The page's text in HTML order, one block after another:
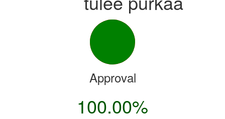
Approval
100.00%